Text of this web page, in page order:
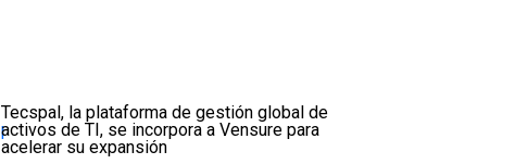
Tecspal, la plataforma de gestión global de
activos de TI, se incorpora a Vensure para
acelerar su expansión